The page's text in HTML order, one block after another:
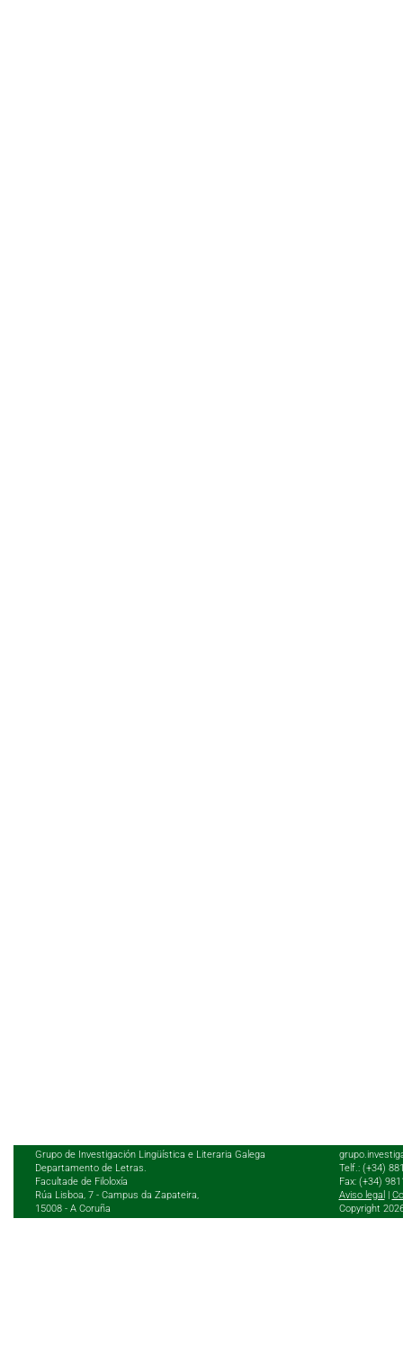
Grupo de Investigación Lingüística e Literaria Galega
Departamento de Letras.
Facultade de Filoloxía
Rúa Lisboa, 7 - Campus da Zapateira,
15008 - A Coruña
Telf.: (+34)
Fax: (+34)
Aviso legal
Copyright